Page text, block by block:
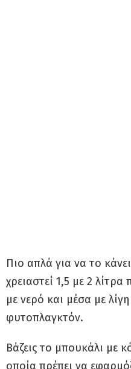
Πιο απλά για να το
χρειαστεί 1,5 με 2
με νερό και μέσα με
φυτοπλαγκτόν.
Βάζεις το μπουκάλι με
οποία πρέπει να